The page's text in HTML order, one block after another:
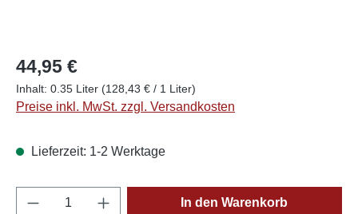
44,95 €
Inhalt: 0.35 Liter (128,43 € / 1 Liter)
Preise inkl. MwSt. zzgl. Versandkosten
Lieferzeit: 1-2 Werktage
Produkt Anzahl: Gib den gewünschten
In den Warenkorb